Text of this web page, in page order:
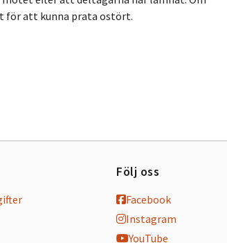
för att kunna prata ostört.
Följ oss
Facebook
Instagram
YouTube